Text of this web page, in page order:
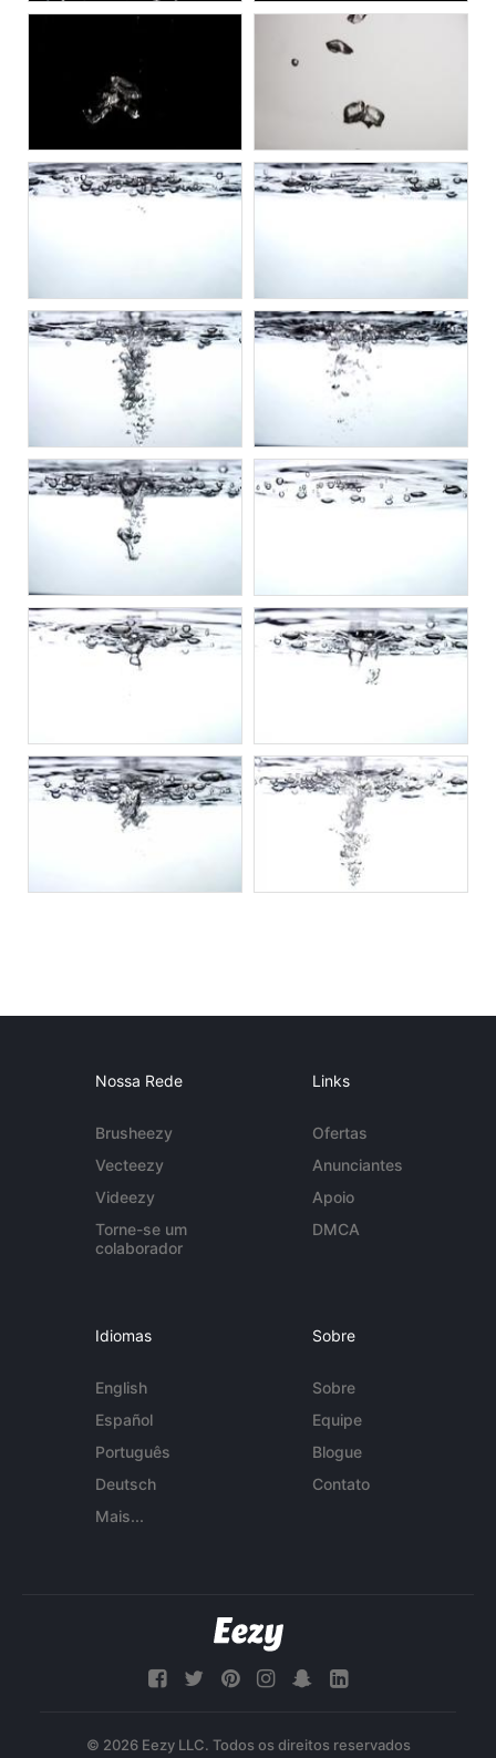
Nossa Rede
Brusheezy
Vecteezy
Videezy
Torne-se um
colaborador
Links
Ofertas
Anunciantes
Apoio
DMCA
Idiomas
English
Español
Português
Deutsch
Mais...
Sobre
Sobre
Equipe
Blogue
Contato
© 2026 Eezy LLC. Todos os direitos reservados